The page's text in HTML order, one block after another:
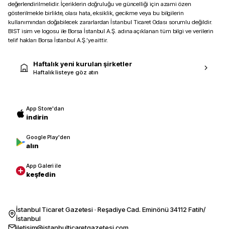
değerlendirilmelidir. İçeriklerin doğruluğu ve güncelliği için azami özen
gösterilmekle birlikte, olası hata, eksiklik, gecikme veya bu bilgilerin
kullanımından doğabilecek zararlardan İstanbul Ticaret Odası sorumlu değildir.
BIST isim ve logosu ile Borsa İstanbul A.Ş. adına açıklanan tüm bilgi ve verilerin
telif hakları Borsa İstanbul A.Ş.’ye aittir.
Haftalık yeni kurulan şirketler
Haftalık listeye göz atın
App Store'dan
indirin
Google Play'den
alın
App Galeri ile
keşfedin
İstanbul Ticaret Gazetesi · Reşadiye Cad. Eminönü 34112 Fatih/
İstanbul